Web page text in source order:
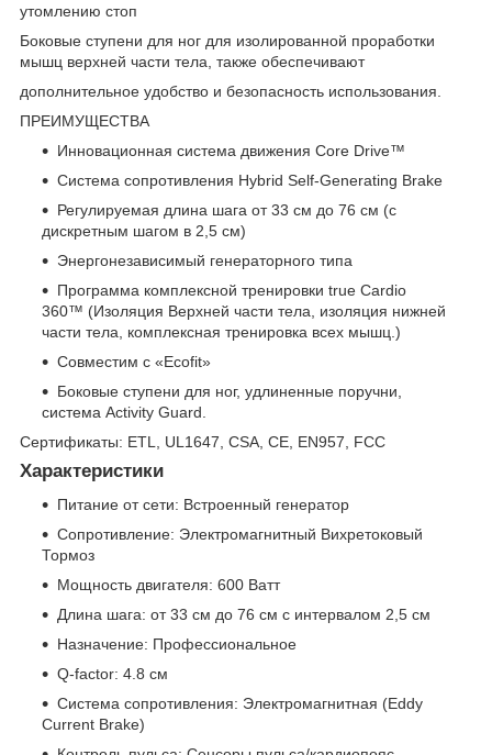
утомлению стоп
Боковые ступени для ног для изолированной проработки
мышц верхней части тела, также обеспечивают
дополнительное удобство и безопасность использования.
ПРЕИМУЩЕСТВА
Инновационная система движения Core Drive™
Система сопротивления Hybrid Self-Generating Brake
Регулируемая длина шага от 33 см до 76 см (с
дискретным шагом в 2,5 см)
Энергонезависимый генераторного типа
Программа комплексной тренировки true Cardio
360™ (Изоляция Верхней части тела, изоляция нижней
части тела, комплексная тренировка всех мышц.)
Совместим с «Ecofit»
Боковые ступени для ног, удлиненные поручни,
система Activity Guard.
Сертификаты: ETL, UL1647, CSA, CE, EN957, FCC
Характеристики
Питание от сети: Встроенный генератор
Сопротивление: Электромагнитный Вихретоковый
Тормоз
Мощность двигателя: 600 Ватт
Длина шага: от 33 см до 76 см с интервалом 2,5 см
Назначение: Профессиональное
Q-factor: 4.8 см
Система сопротивления: Электромагнитная (Eddy
Current Brake)